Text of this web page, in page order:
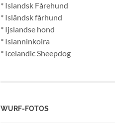
* Islandsk Fårehund
* Isländsk fårhund
* Ijslandse hond
* Islanninkoira
* Icelandic Sheepdog
WURF-FOTOS